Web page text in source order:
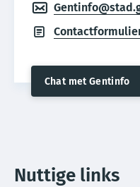
Chat met Gentinfo
Nuttige links